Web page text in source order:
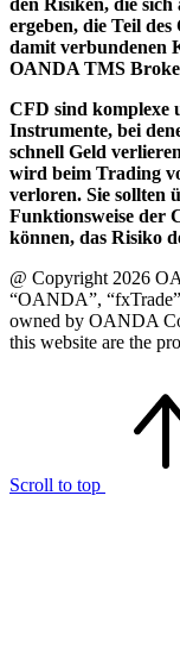
ergeben, die Teil
damit verbundenen
OANDA TMS
CFD sind komplexe
Instrumente, bei
schnell Geld
wird beim Trading
verloren. Sie sollten
Funktionsweise der
können, das Risiko
@ Copyright 2026
“OANDA”,
owned by OANDA
this website are the
Scroll to top